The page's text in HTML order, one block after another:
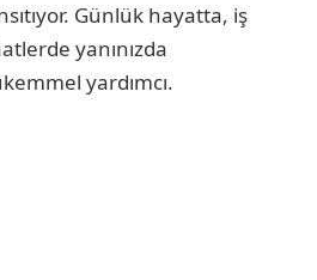
Günlük hayatta, iş
yanınızda
yardımcı.